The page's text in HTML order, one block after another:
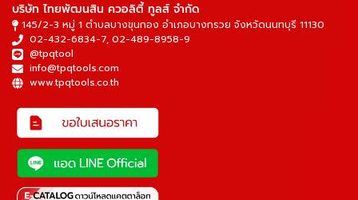
บริษัท ไทยพัฒนสิน ควอลิตี้ ทูลส์ จำกัด
145/2-3 หมู่ 1 ตำบลบางขุนกอง อำเภอบางกรวย จังหวัดนนทบุรี 11130
02-432-6834-7, 02-489-8958-9
@tpqtool
info@tpqtools.com
www.tpqtools.co.th